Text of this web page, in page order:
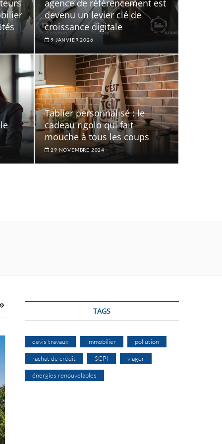
agence de référencement est
devenu un levier clé de
croissance digitale
9 JANVIER 2026
Tablier personnalisé : le
cadeau rigolo qui fait
mouche à tous les coups
29 NOVEMBRE 2024
TAGS
devis travaux immobilier pollution
rachat de crédit SCPI viager
énergies renouvelables